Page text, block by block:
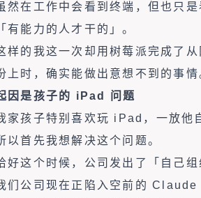
然在工作中会看到终端，但也只
「有能力的人才干的」。
样的我这一次却用树莓派完成了
上时，确实能做出意想不到的事情
因是孩子的 iPad 问题
家孩子特别喜欢玩 iPad，一放他
以首先我想解决这个问题。
好这个时候，公司发出了「自己
们公司现在正陷入空前的